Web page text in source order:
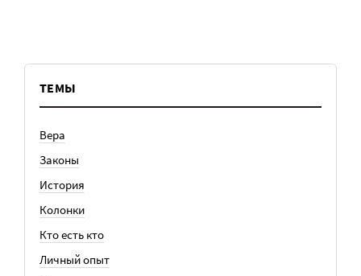
ТЕМЫ
Вера
Законы
История
Колонки
Кто есть кто
Личный опыт